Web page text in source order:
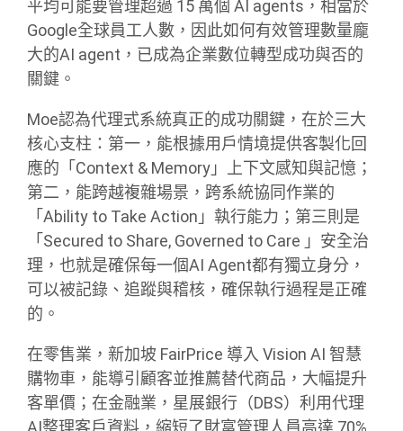
平均可能要管理超過 15 萬個 AI agents，相當於
Google全球員工人數，因此如何有效管理數量龐
大的AI agent，已成為企業數位轉型成功與否的
關鍵。
Moe認為代理式系統真正的成功關鍵，在於三大
核心支柱：第一，能根據用戶情境提供客製化回
應的「Context & Memory」上下文感知與記憶；
第二，能跨越複雜場景，跨系統協同作業的
「Ability to Take Action」執行能力；第三則是
「Secured to Share, Governed to Care 」安全治
理，也就是確保每一個AI Agent都有獨立身分，
可以被記錄、追蹤與稽核，確保執行過程是正確
的。
在零售業，新加坡 FairPrice 導入 Vision AI 智慧
購物車，能導引顧客並推薦替代商品，大幅提升
客單價；在金融業，星展銀行（DBS）利用代理